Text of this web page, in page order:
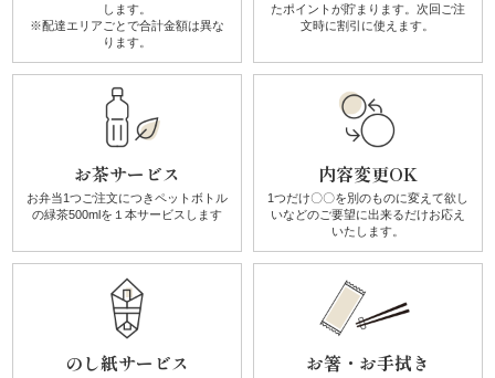
ル
ド
ン
ク・
サ
ド
します。
※配達エリアごとで合計金額は異な
ります。
たポイントが貯まります。 次回ご注
文時に割引に使えます。
お茶サービス
お弁当1つご注文につきペットボトル
の緑茶500mlを１本サービスします
内容変更OK
1つだけ〇〇を別のものに変えて欲し
いなどのご要望に出来るだけお応え
いたします。
のし紙サービス お箸・お手拭き